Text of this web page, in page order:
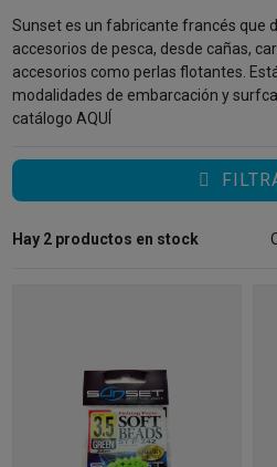
Sunset es un fabricante francés que
accesorios de pesca, desde cañas,
accesorios como perlas flotantes.
modalidades de embarcación y
catálogo AQUÍ
Hay 2 productos en stock